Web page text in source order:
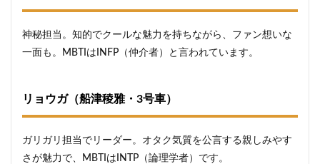
神秘担当。知的でクールな魅力を持ちながら、ファン想いな
一面も。MBTIはINFP（仲介者）と言われています。
リョウガ（船津稜雅・3号車）
ガリガリ担当でリーダー。オタク気質を公言する親しみやす
さが魅力で、MBTIはINTP（論理学者）です。